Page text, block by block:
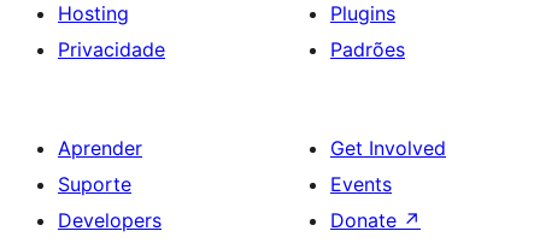
Hosting
Privacidade
Plugins
Padrões
Aprender
Suporte
Developers
Get Involved
Events
Donate ↗